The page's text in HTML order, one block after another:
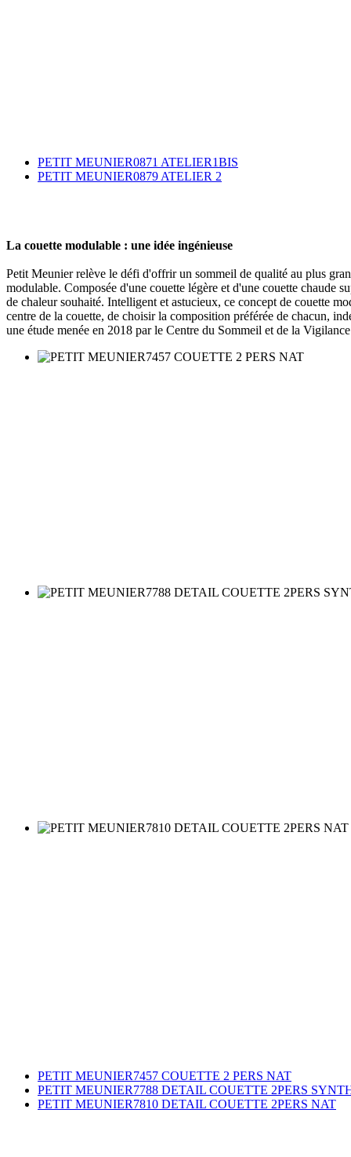
PETIT MEUNIER0871 ATELIER1BIS
PETIT MEUNIER0879 ATELIER 2
La couette modulable : une idée ingénieuse
Petit Meunier relève le défi d'offrir un sommeil de qualité au plus
modulable. Composée d'une couette légère et d'une couette chaude
de chaleur souhaité. Intelligent et astucieux, ce concept de couette
centre de la couette, de choisir la composition préférée de chacun,
une étude menée en 2018 par le Centre du Sommeil et de la
PETIT MEUNIER7457 COUETTE 2 PERS NAT
PETIT MEUNIER7788 DETAIL COUETTE 2PERS
PETIT MEUNIER7810 DETAIL COUETTE 2PERS NAT